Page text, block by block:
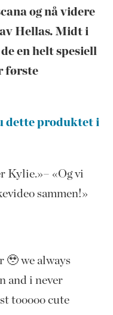
og nå videre
Hellas. Midt i
en helt spesiell
første
dette produktet i
Kylie.»– «Og vi
sammen!»
🥹 we always
and i never
tooooo cute